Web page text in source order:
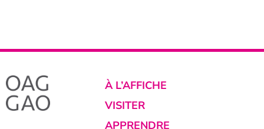
À L’AFFICHE
VISITER
APPRENDRE